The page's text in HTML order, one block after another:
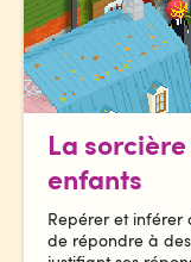
La
enfants
Repérer et inférer
de répondre à